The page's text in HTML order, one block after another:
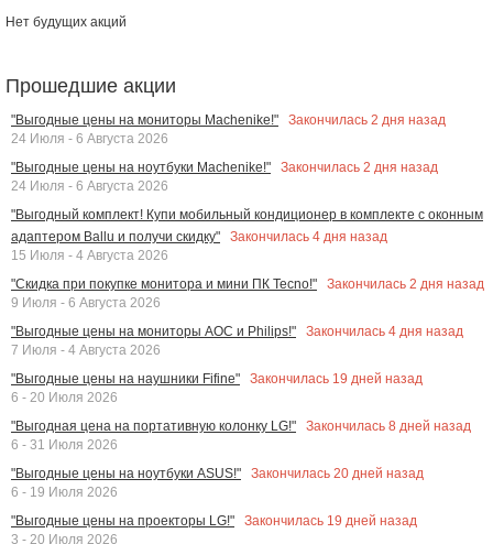
Нет будущих акций
Прошедшие акции
"Выгодные цены на мониторы Machenike!" Закончилась 2 дня назад
24 Июля - 6 Августа 2026
"Выгодные цены на ноутбуки Machenike!"
Закончилась 2 дня назад
24 Июля - 6 Августа 2026
"Выгодный комплект! Купи мобильный кондиционер в комплекте с оконным
адаптером Ballu и получи скидку"
Закончилась 4 дня назад
15 Июля - 4 Августа 2026
"Скидка при покупке монитора и мини ПК Tecno!"
Закончилась 2 дня назад
9 Июля - 6 Августа 2026
"Выгодные цены на мониторы AOC и Philips!"
Закончилась 4 дня назад
7 Июля - 4 Августа 2026
"Выгодные цены на наушники Fifine"
Закончилась 19 дней назад
6 - 20 Июля 2026
"Выгодная цена на портативную колонку LG!"
Закончилась 8 дней назад
6 - 31 Июля 2026
"Выгодные цены на ноутбуки ASUS!"
Закончилась 20 дней назад
6 - 19 Июля 2026
"Выгодные цены на проекторы LG!"
Закончилась 19 дней назад
3 - 20 Июля 2026